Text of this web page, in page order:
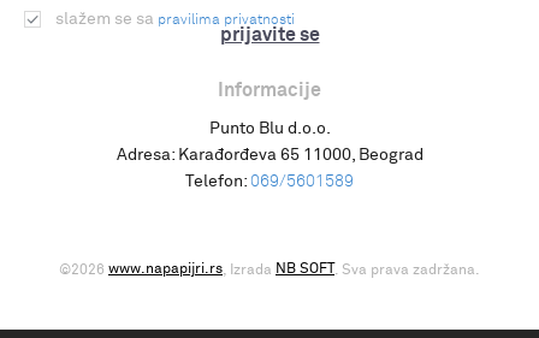
prijavite se
slažem se sa pravilima privatnosti
Informacije
Punto Blu d.o.o.
Adresa: Karađorđeva 65 11000, Beograd
Telefon: 069/5601589
©2026 www.napapijri.rs , Izrada NB SOFT . Sva prava zadržana.